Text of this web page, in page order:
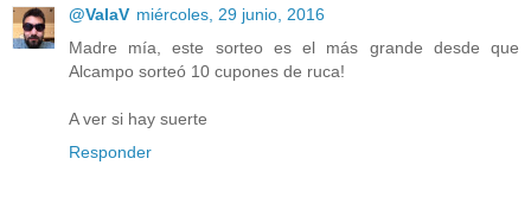
@ValaV miércoles, 29 junio, 2016
Madre mía, este sorteo es el más grande desde que
Alcampo sorteó 10 cupones de ruca!
A ver si hay suerte
Responder